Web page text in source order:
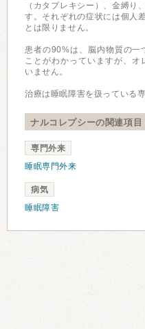
（カタプレキシー）、金縛り
す。それぞれの症状には個人
とは限りません。
患者の90%は、脳内物質の一
ことがわかっていますが、オ
いません。
治療は睡眠障害を扱っている
ナルコレプシーの関連項目
専門外来
睡眠専門外来
病気
睡眠障害